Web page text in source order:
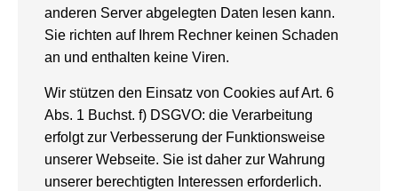
anderen Server abgelegten Daten lesen kann.
Sie richten auf Ihrem Rechner keinen Schaden
an und enthalten keine Viren.
Wir stützen den Einsatz von Cookies auf Art. 6
Abs. 1 Buchst. f) DSGVO: die Verarbeitung
erfolgt zur Verbesserung der Funktionsweise
unserer Webseite. Sie ist daher zur Wahrung
unserer berechtigten Interessen erforderlich.